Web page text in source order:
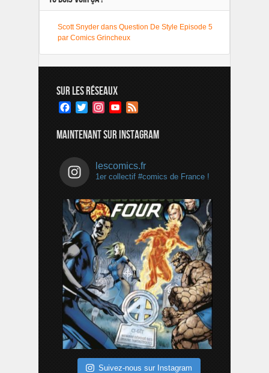
Scott Snyder dans Question De Style Episode 5
par Comics Grincheux
SUR LES RÉSEAUX
Facebook
TwitterInstagramYouTube
MAINTENANT SUR INSTAGRAM
lescomics.fr
1er collectif #comics de France !
Suivez-nous sur Instagram